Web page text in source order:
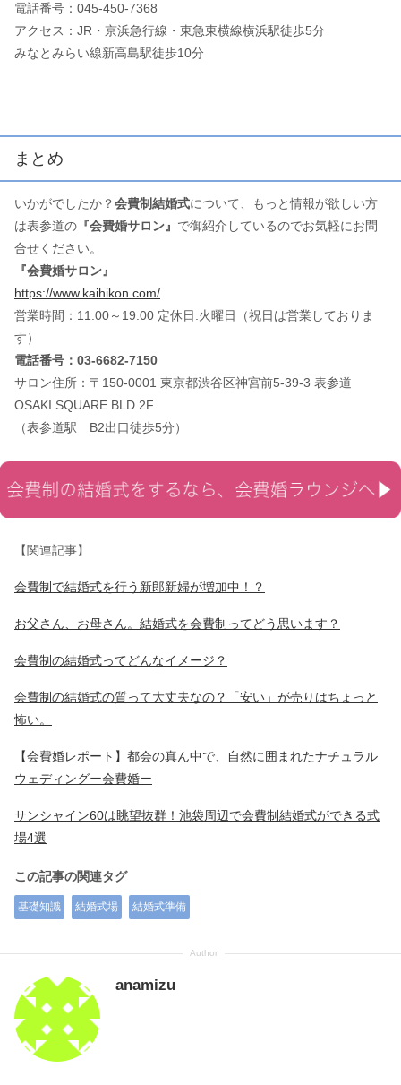
電話番号：045-450-7368
アクセス：JR・京浜急行線・東急東横線横浜駅徒歩5分
みなとみらい線新高島駅徒歩10分
まとめ
いかがでしたか？会費制結婚式について、もっと情報が欲しい方
は表参道の 『会費婚サロン』 で御紹介しているのでお気軽にお問
合せください。
『会費婚サロン』
https://www.kaihikon.com/
営業時間：11:00～19:00 定休日:火曜日（祝日は営業しておりま
す）
電話番号：03-6682-7150
サロン住所：〒150-0001 東京都渋谷区神宮前5-39-3 表参道
OSAKI SQUARE BLD 2F
（表参道駅 B2出口徒歩5分）
【関連記事】
会費制で結婚式を行う新郎新婦が増加中！？
お父さん、お母さん。結婚式を会費制ってどう思います？
会費制の結婚式ってどんなイメージ？
会費制の結婚式の質って大丈夫なの？「安い」が売りはちょっと
怖い。
【会費婚レポート】都会の真ん中で、自然に囲まれたナチュラル
ウェディングー会費婚ー
サンシャイン60は眺望抜群！池袋周辺で会費制結婚式ができる式
場4選
この記事の関連タグ
基礎知識 結婚式場 結婚式準備
anamizu